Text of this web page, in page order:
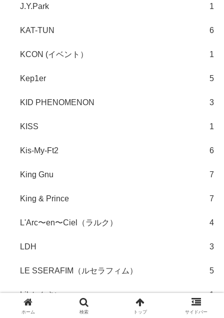
J.Y.Park 1
KAT-TUN 6
KCON (イベント） 1
Kep1er 5
KID PHENOMENON 3
KISS 1
Kis-My-Ft2 6
King Gnu 7
King & Prince 7
L'Arc〜en〜Ciel（ラルク） 4
LDH 3
LE SSERAFIM（ルセラフィム） 5
Lil かんさい 1
ホーム 検索 トップ サイドバー